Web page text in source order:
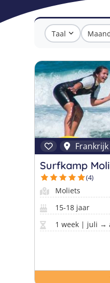
Taal
Frankrijk
Surfkamp
(4)
Moliets
15-18 jaar
1 week | juli →